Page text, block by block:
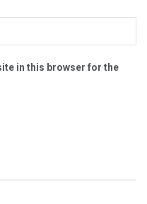
in this browser for the